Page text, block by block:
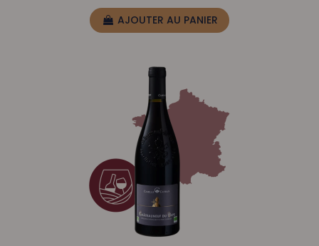
AJOUTER AU PANIER